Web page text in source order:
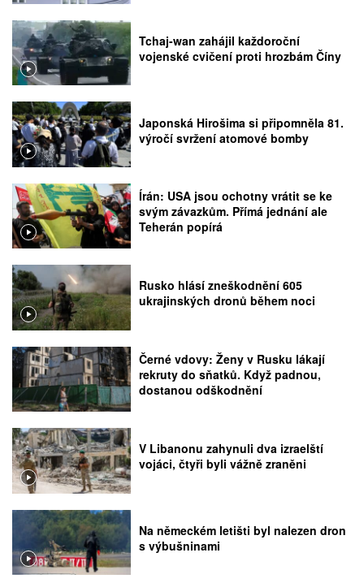
Tchaj-wan zahájil každoroční
vojenské cvičení proti hrozbám Číny
Japonská Hirošima si připomněla 81.
výročí svržení atomové bomby
Írán: USA jsou ochotny vrátit se ke
svým závazkům. Přímá jednání ale
Teherán popírá
Rusko hlásí zneškodnění 605
ukrajinských dronů během noci
Černé vdovy: Ženy v Rusku lákají
rekruty do sňatků. Když padnou,
dostanou odškodnění
V Libanonu zahynuli dva izraelští
vojáci, čtyři byli vážně zraněni
Na německém letišti byl nalezen dron
s výbušninami